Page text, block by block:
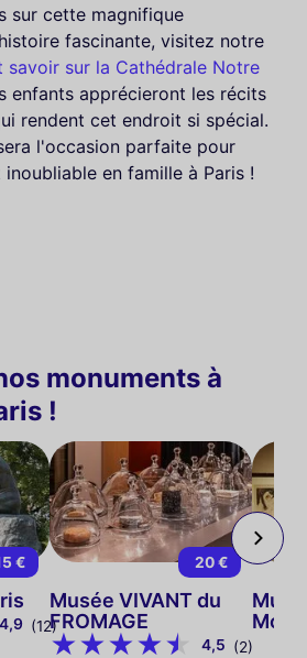
sur cette magnifique
fascinante, visitez notre
savoir sur la Cathédrale Notre
enfants apprécieront les récits
rendent cet endroit si spécial.
l'occasion parfaite pour
en famille à Paris !
monuments à
!
€
4,9 (12)
20 €
Musée VIVANT du
FROMAGE
4,5 (2)